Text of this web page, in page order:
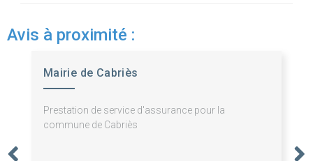
Avis à proximité :
Mairie de Cabriès
Prestation de service d'assurance pour la
commune de Cabriès